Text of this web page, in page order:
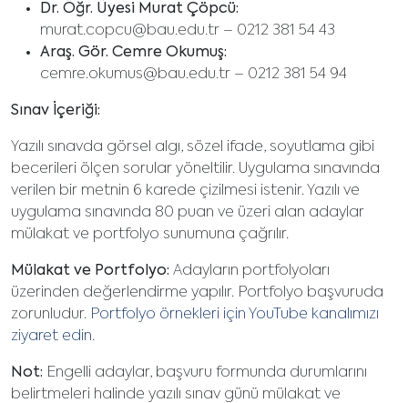
Dr. Öğr. Üyesi Murat Çöpcü:
murat.copcu@bau.edu.tr – 0212 381 54 43
Araş. Gör. Cemre Okumuş:
cemre.okumus@bau.edu.tr – 0212 381 54 94
Sınav İçeriği:
Yazılı sınavda görsel algı, sözel ifade, soyutlama gibi
becerileri ölçen sorular yöneltilir. Uygulama sınavında
verilen bir metnin 6 karede çizilmesi istenir. Yazılı ve
uygulama sınavında 80 puan ve üzeri alan adaylar
mülakat ve portfolyo sunumuna çağrılır.
Mülakat ve Portfolyo: Adayların portfolyoları
üzerinden değerlendirme yapılır. Portfolyo başvuruda
zorunludur. Portfolyo örnekleri için YouTube kanalımızı
ziyaret edin.
Not: Engelli adaylar, başvuru formunda durumlarını
belirtmeleri halinde yazılı sınav günü mülakat ve